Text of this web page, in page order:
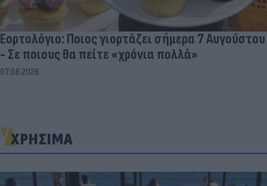
Εορτολόγιο: Ποιος γιορτάζει σήμερα 7 Αυγούστου
- Σε ποιους θα πείτε «χρόνια πολλά»
07.08.2026
ΧΡΗΣΙΜΑ